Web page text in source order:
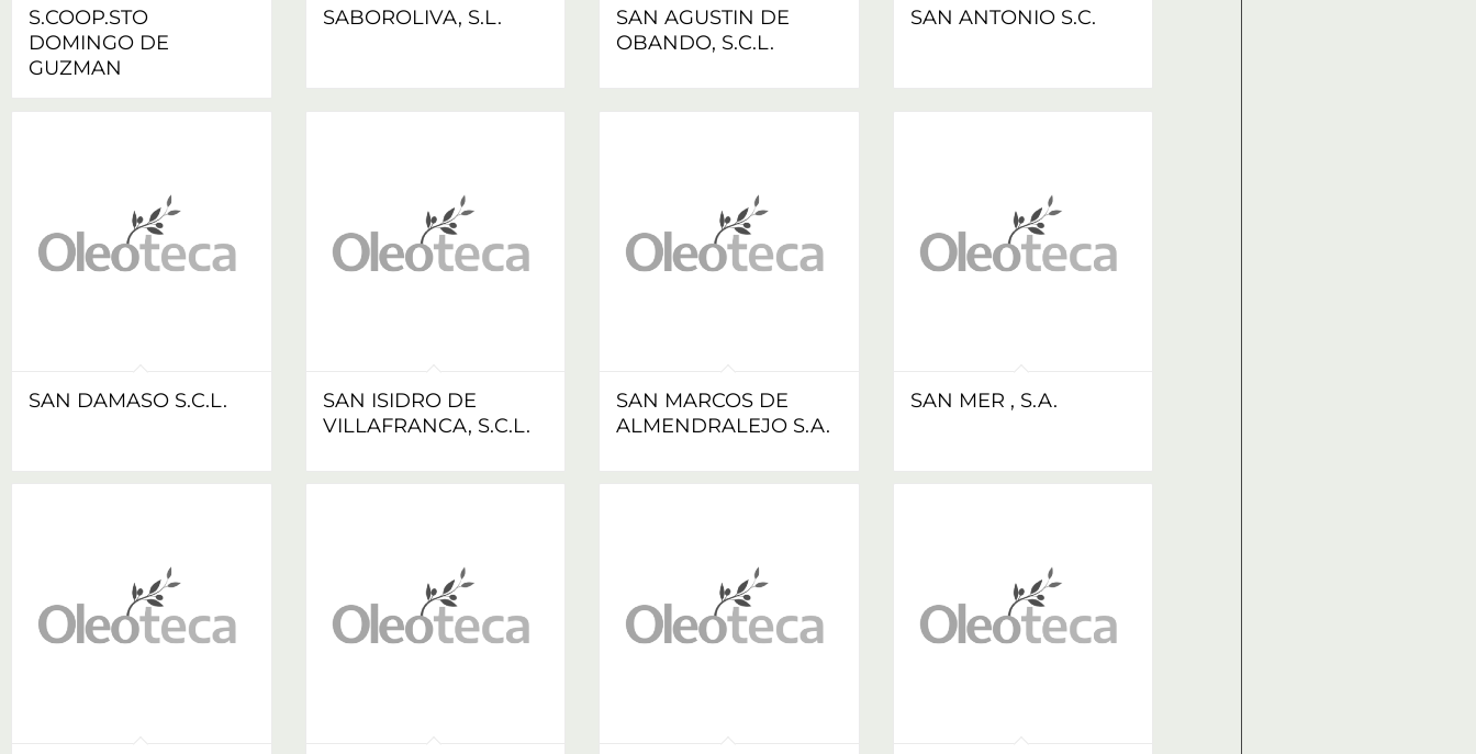
S.COOP.STO
DOMINGO DE
GUZMAN
SABOROLIVA, S.L.
SAN AGUSTIN DE
OBANDO, S.C.L.
SAN ANTONIO S.C.
SAN DAMASO S.C.L.
SAN ISIDRO DE
VILLAFRANCA, S.C.L.
SAN MARCOS DE
ALMENDRALEJO S.A.
SAN MER , S.A.